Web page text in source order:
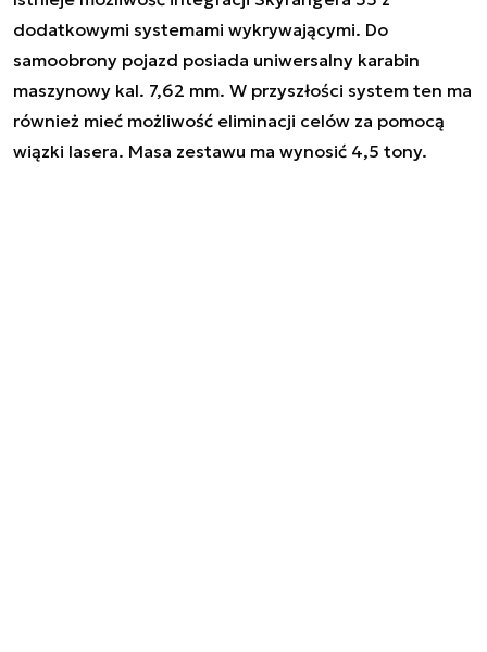
dodatkowymi systemami wykrywającymi. Do
samoobrony pojazd posiada uniwersalny karabin
maszynowy kal. 7,62 mm. W przyszłości system ten ma
również mieć możliwość eliminacji celów za pomocą
wiązki lasera. Masa zestawu ma wynosić 4,5 tony.